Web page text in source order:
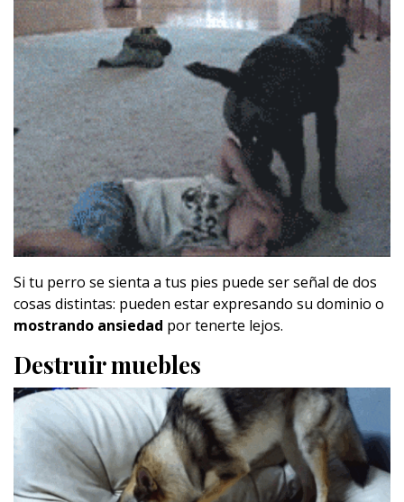
Si tu perro se sienta a tus pies puede ser señal de dos
cosas distintas: pueden estar expresando su dominio o
mostrando ansiedad por tenerte lejos.
Destruir muebles